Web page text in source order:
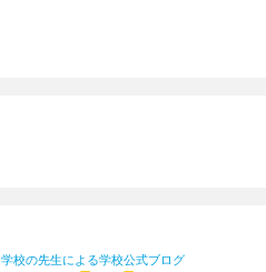
学校の先生による学校公式ブログ